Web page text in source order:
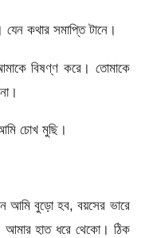
কথার সমাপ্তি টানে।
বিষণ্ণ করে। তোমাকে
চোখ মুছি।
আমি বুড়ো হব, বয়সের ভারে
আমার হাত ধরে থেকো। ঠিক